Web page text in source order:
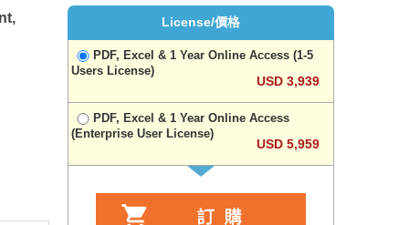
License/價格
PDF, Excel & 1 Year Online Access (1-5
Users License)
USD 3,939
PDF, Excel & 1 Year Online Access
(Enterprise User License)
USD 5,959